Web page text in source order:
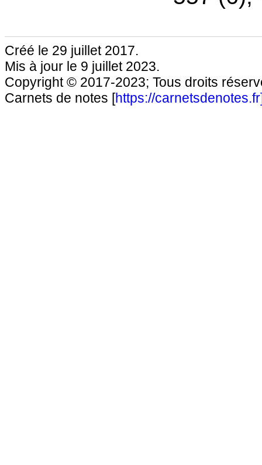
Créé le 29 juillet 2017.
Mis à jour le 9 juillet 2023.
Copyright © 2017-2023; Tous droits
Carnets de notes [https://